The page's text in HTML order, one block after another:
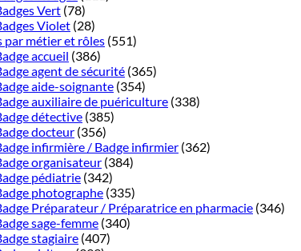
Vert (78)
Violet (28)
par métier et rôles (551)
accueil (386)
agent de sécurité (365)
aide-soignante (354)
auxiliaire de puériculture (338)
détective (385)
docteur (356)
infirmière / Badge infirmier (362)
organisateur (384)
pédiatrie (342)
photographe (335)
Préparateur / Préparatrice en pharmacie (346)
sage-femme (340)
stagiaire (407)